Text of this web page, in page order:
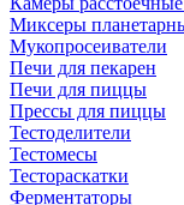
Миксеры
Мукопросеиватели
Печи для пекарен
Печи для пиццы
Прессы для пиццы
Тестоделители
Тестомесы
Тестораскатки
Ферментаторы